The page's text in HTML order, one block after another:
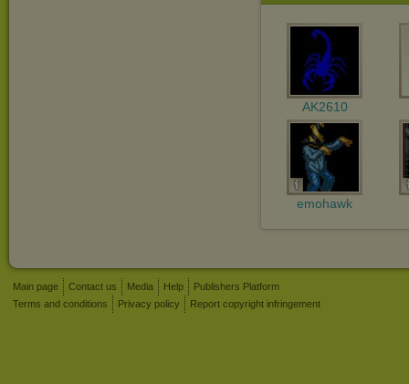
AK2610
emohawk
Main page Contact us Media Help
Publishers Platform
Terms and conditions
Privacy policy Report copyright infringement